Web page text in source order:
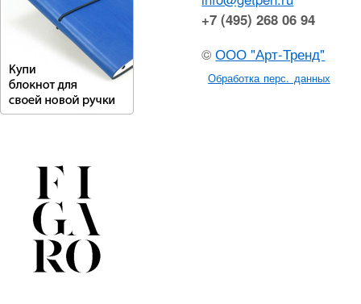
+7 (495) 268 06 94
©ООО "Арт-Тренд"
Обработка перс. данных